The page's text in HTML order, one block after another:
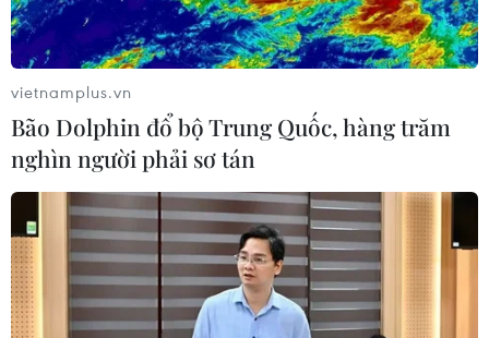
vietnamplus.vn
Bão Dolphin đổ bộ Trung Quốc, hàng trăm
nghìn người phải sơ tán